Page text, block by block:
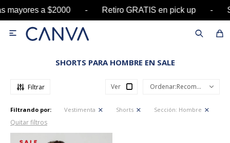
mayores a $2000 - Retiro GRATIS en pick

SHORTS PARA HOMBRE EN SALE
Ver Recomendados
Filtrando por: Vestimenta Shorts Sección: Hombre
Quitar filtros